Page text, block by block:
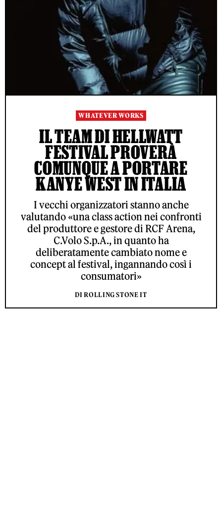
WHATEVER WORKS
IL TEAM DI HELLWATT
FESTIVAL PROVERÀ
COMUNQUE A PORTARE
KANYE WEST IN ITALIA
I vecchi organizzatori stanno anche
valutando «una class action nei confronti
del produttore e gestore di RCF Arena,
C.Volo S.p.A., in quanto ha
deliberatamente cambiato nome e
concept al festival, ingannando così i
consumatori»
DI ROLLING STONE IT